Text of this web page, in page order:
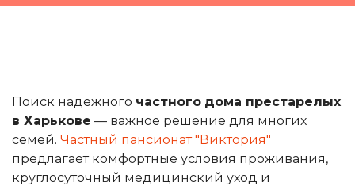
Поиск надежного частного дома престарелых
в Харькове — важное решение для многих
семей. Частный пансионат "Виктория"
предлагает комфортные условия проживания,
круглосуточный медицинский уход и